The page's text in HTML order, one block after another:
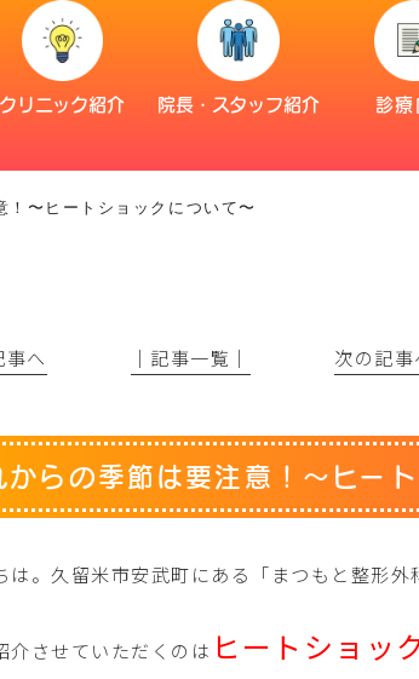
クリニック紹介 院長・スタッフ紹介 診療
！〜ヒートショックについて〜
事へ │記事一覧│ 次の記事
からの季節は要注意！〜ヒー
は。久留米市安武町にある「まつもと整形外
介させていただくのは ヒートショッ